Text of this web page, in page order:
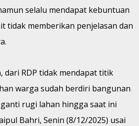
selalu mendapat kebuntuan
tidak memberikan penjelasan dan
dari RDP tidak mendapat titik
warga sudah berdiri bangunan
rugi lahan hingga saat ini
Bahri, Senin (8/12/2025) usai